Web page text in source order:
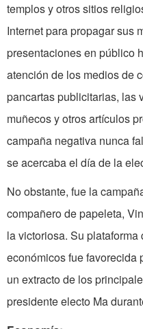
templos y otros sitios
Internet para propagar sus
presentaciones en público
atención de los medios de
pancartas publicitarias, las
muñecos y otros artículos
campaña negativa nunca
se acercaba el día de la
No obstante, fue la
compañero de papeleta,
la victoriosa. Su
económicos fue favorecida
un extracto de los
presidente electo Ma